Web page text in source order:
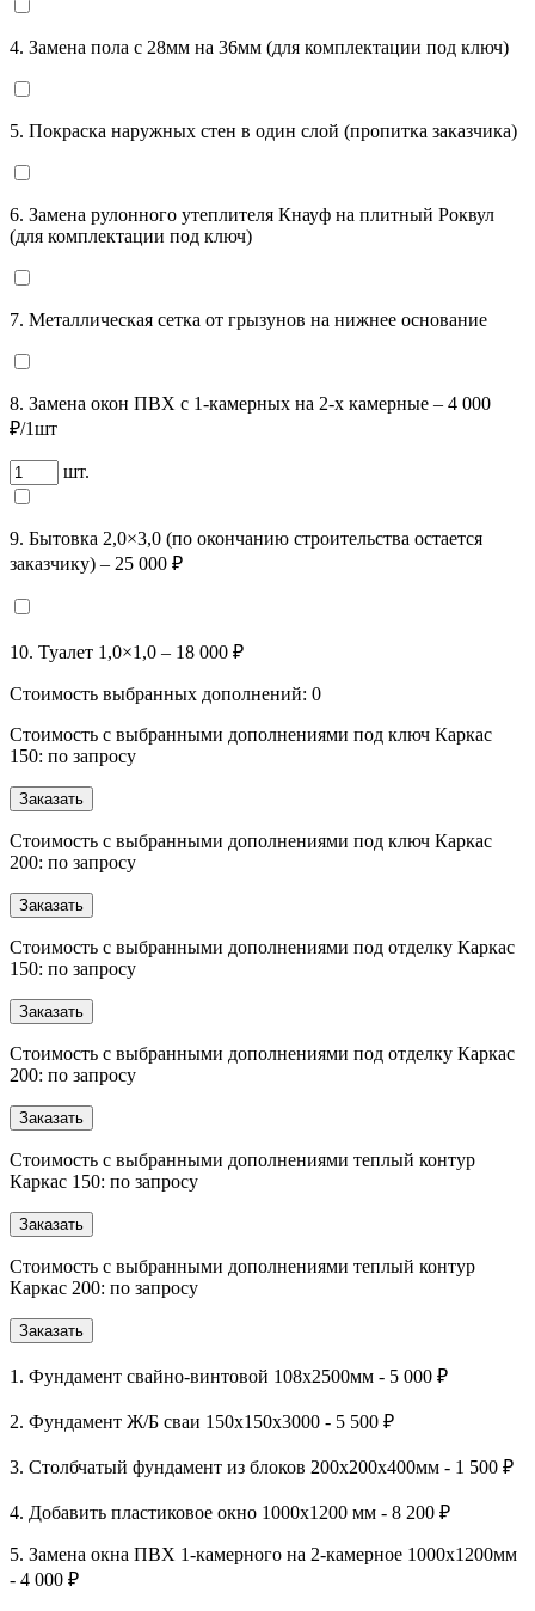
4. Замена пола с 28мм на 36мм (для комплектации под ключ)
5. Покраска наружных стен в один слой (пропитка заказчика)
6. Замена рулонного утеплителя Кнауф на плитный Роквул
(для комплектации под ключ)
7. Металлическая сетка от грызунов на нижнее основание
8. Замена окон ПВХ с 1-камерных на 2-х камерные – 4 000
₽/1шт
шт.
9. Бытовка 2,0×3,0 (по окончанию строительства остается
заказчику) – 25 000 ₽
10. Туалет 1,0×1,0 – 18 000 ₽
Стоимость выбранных дополнений: 0
Стоимость с выбранными дополнениями под ключ Каркас
150: по запросу
Заказать
Стоимость с выбранными дополнениями под ключ Каркас
200: по запросу
Заказать
Стоимость с выбранными дополнениями под отделку Каркас
150: по запросу
Заказать
Стоимость с выбранными дополнениями под отделку Каркас
200: по запросу
Заказать
Стоимость с выбранными дополнениями теплый контур
Каркас 150: по запросу
Заказать
Стоимость с выбранными дополнениями теплый контур
Каркас 200: по запросу
Заказать
1. Фундамент свайно-винтовой 108х2500мм - 5 000 ₽
2. Фундамент Ж/Б сваи 150х150х3000 - 5 500 ₽
3. Столбчатый фундамент из блоков 200х200х400мм - 1 500 ₽
4. Добавить пластиковое окно 1000х1200 мм - 8 200 ₽
5. Замена окна ПВХ 1-камерного на 2-камерное 1000х1200мм
- 4 000 ₽